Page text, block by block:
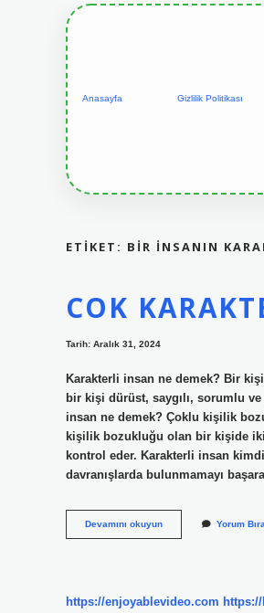
Anasayfa Gizlilik Politikası
ETIKET: BIR INSANIN
COK
Tarih: Aralık 31, 2024
Karakterli insan ne demek? Bir
bir kişi dürüst, saygılı, sorumlu
insan ne demek? Çoklu kişilik
kişilik bozukluğu olan bir kişide iki
kontrol eder. Karakterli insan
davranışlarda bulunmamayı
Devamını okuyunCok
Karakterli
Yorum
https://enjoyablevideo.com